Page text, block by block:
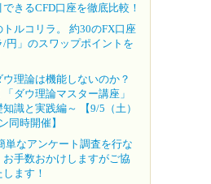
きるCFD口座を徹底比較！
ルコリラ。 約30のFX口座
円」のスワップポイントを
理論は機能しないのか？
ダウ理論マスター講座」
識と実践編～ 【9/5（土）
同時開催】
単なアンケート調査を行な
お手数おかけしますがご協
ます！